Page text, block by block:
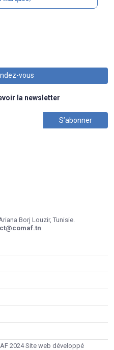
vous
la newsletter
Borj Louzir, Tunisie.
2024 Site web développé